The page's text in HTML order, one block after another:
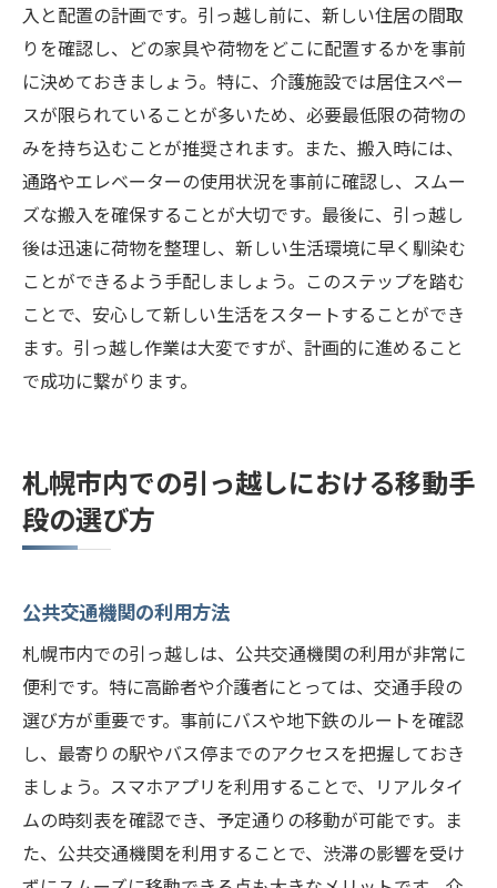
入と配置の計画です。引っ越し前に、新しい住居の間取
りを確認し、どの家具や荷物をどこに配置するかを事前
に決めておきましょう。特に、介護施設では居住スペー
スが限られていることが多いため、必要最低限の荷物の
みを持ち込むことが推奨されます。また、搬入時には、
通路やエレベーターの使用状況を事前に確認し、スムー
ズな搬入を確保することが大切です。最後に、引っ越し
後は迅速に荷物を整理し、新しい生活環境に早く馴染む
ことができるよう手配しましょう。このステップを踏む
ことで、安心して新しい生活をスタートすることができ
ます。引っ越し作業は大変ですが、計画的に進めること
で成功に繋がります。
札幌市内での引っ越しにおける移動手
段の選び方
公共交通機関の利用方法
札幌市内での引っ越しは、公共交通機関の利用が非常に
便利です。特に高齢者や介護者にとっては、交通手段の
選び方が重要です。事前にバスや地下鉄のルートを確認
し、最寄りの駅やバス停までのアクセスを把握しておき
ましょう。スマホアプリを利用することで、リアルタイ
ムの時刻表を確認でき、予定通りの移動が可能です。ま
た、公共交通機関を利用することで、渋滞の影響を受け